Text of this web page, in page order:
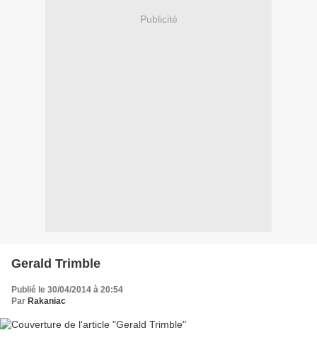
Publicité
Gerald Trimble
Publié le 30/04/2014 à 20:54
Par Rakaniac